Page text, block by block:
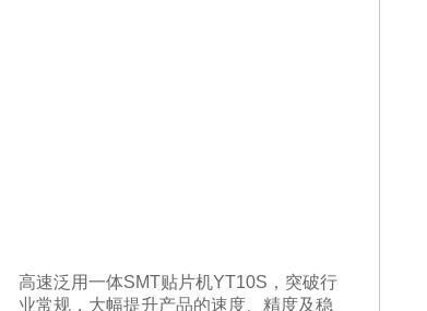
高速泛用一体SMT贴片机YT10S，突破行
业常规，大幅提升产品的速度、精度及稳